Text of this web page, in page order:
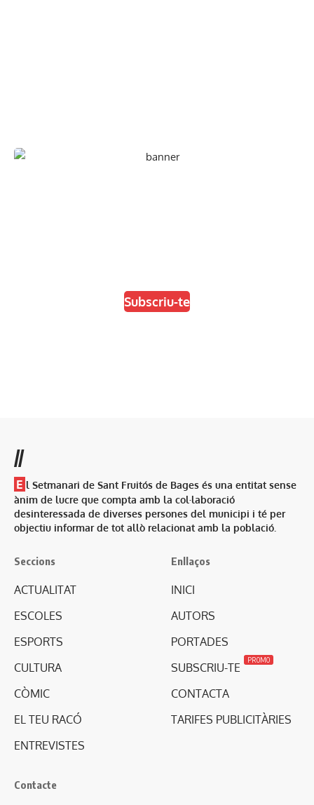
Subscriu-te
//
E l Setmanari de Sant Fruitós de Bages és una entitat sense
ànim de lucre que compta amb la col·laboració
desinteressada de diverses persones del municipi i té per
objectiu informar de tot allò relacionat amb la població.
Seccions
ACTUALITAT
ESCOLES
ESPORTS
CULTURA
CÒMIC
EL TEU RACÓ
ENTREVISTES
Enllaços
INICI
AUTORS
PORTADES
SUBSCRIU-TE
PROMO
CONTACTA
TARIFES PUBLICITÀRIES
Contacte